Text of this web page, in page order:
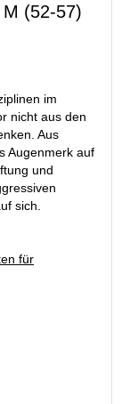
(52-57)
im
nicht aus den
Aus
Augenmerk auf
und
sich.
für